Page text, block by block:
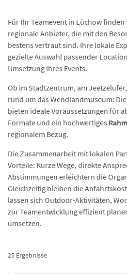
Für Ihr Teamevent in Lüchow
regionale Anbieter, die mit den
bestens vertraut sind. Ihre lokale
gezielte Auswahl passender
Umsetzung Ihres Events.
Ob im Stadtzentrum, am
rund um das Wendlandmuseum:
bieten ideale Voraussetzungen für
Formate und ein hochwertiges
regionalem Bezug.
Die Zusammenarbeit mit lokalen
Vorteile: Kurze Wege, direkte
Abstimmungen erleichtern die
Gleichzeitig bleiben die
lassen sich Outdoor-Aktivitäten,
zur Teamentwicklung effizient
umsetzen.
25 Ergebnisse